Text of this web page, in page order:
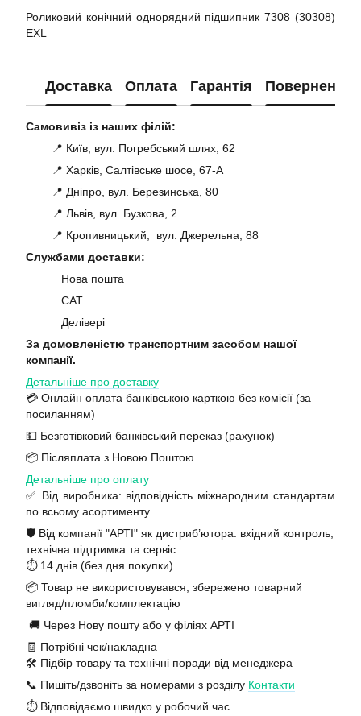
Роликовий конічний однорядний підшипник 7308 (30308)
EXL
Доставка Оплата Гарантія Повернення
Самовивіз із наших філій:
📍 Київ, вул. Погребський шлях, 62
📍 Харків, Салтівське шосе, 67-А
📍 Дніпро, вул. Березинська, 80
📍 Львів, вул. Бузкова, 2
📍 Кропивницький, вул. Джерельна, 88
Службами доставки:
Нова пошта
САТ
Делівері
За домовленістю транспортним засобом нашої
компанії.
Детальніше про доставку
💳 Онлайн оплата банківською карткою без комісії (за
посиланням)
💵 Безготівковий банківський переказ (рахунок)
📦 Післяплата з Новою Поштою
Детальніше про оплату
✅ Від виробника: відповідність міжнародним стандартам
по всьому асортименту
🛡️ Від компанії "АРТІ" як дистриб’ютора: вхідний контроль,
технічна підтримка та сервіс
⏱️ 14 днів (без дня покупки)
📦 Товар не використовувався, збережено товарний
вигляд/пломби/комплектацію
🚚 Через Нову пошту або у філіях АРТІ
🧾 Потрібні чек/накладна
🛠️ Підбір товару та технічні поради від менеджера
📞 Пишіть/дзвоніть за номерами з розділу Контакти
⏱️ Відповідаємо швидко у робочий час